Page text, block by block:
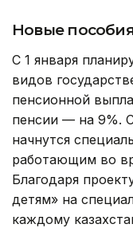
Новые
С 1 января
видов
пенсионной
пенсии — на 9%.
начнутся
работающим во
Благодаря
детям» на
каждому